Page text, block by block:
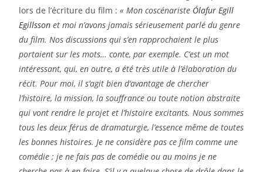
lors de l’écriture du film :« Mon coscénariste Ólafur Egill
Egillsson et moi n’avons jamais sérieusement parlé du genre
du film. Nos discussions qui s’en rapprochaient le plus
portaient sur les mots… conte, par exemple. C’est un mot
intéressant, qui, en outre, a été très utile à l’élaboration du
récit. Pour moi, il s’agit bien d’avantage de chercher
l’histoire, la mission, la souffrance ou toute notion abstraite
qui vont rendre le projet et l’histoire excitants. Nous sommes
tous les deux férus de dramaturgie, l’essence même de toutes
les bonnes histoires. Je ne considère pas ce film comme une
comédie ; je ne fais pas de comédie ou au moins je ne